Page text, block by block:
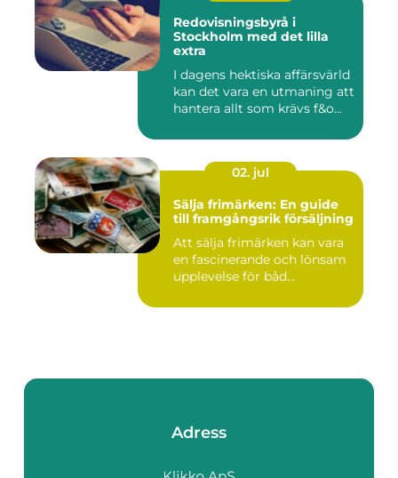
Redovisningsbyrå i
Stockholm med det lilla
extra
I dagens hektiska affärsvärld
kan det vara en utmaning att
hantera allt som krävs f&o...
02. jul
Sälja frimärken: En guide
till framgångsrik försäljning
Att sälja frimärken kan vara
en fascinerande och lönsam
upplevelse för båd...
Adress